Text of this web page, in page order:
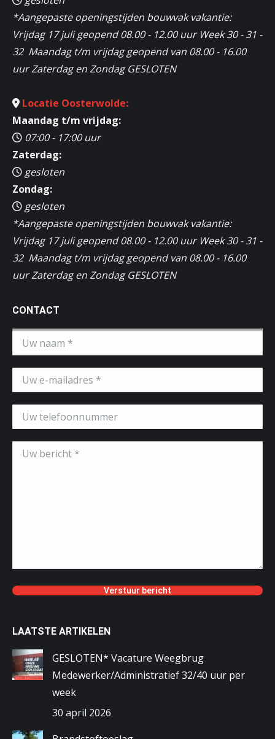
*Aangepaste openingstijden bouwvak vakantie:
Vrijdag 17 juli geopend 08.00 - 12.00 uur Week 30 - 31 -
32 Maandag t/m vrijdag geopend van 08.00 - 16.00
uur Zaterdag en Zondag GESLOTEN
Locatie Oosterwolde:
Maandag t/m vrijdag:
07:00 - 17:00 uur
Zaterdag:
gesloten
Zondag:
gesloten
*Aangepaste openingstijden bouwvak vakantie:
Vrijdag 17 juli geopend 08.00 - 12.00 uur Week 30 - 31 -
32 Maandag t/m vrijdag geopend van 08.00 - 16.00
uur Zaterdag en Zondag GESLOTEN
CONTACT
LAATSTE ARTIKELEN
GESLOTEN* Vacature Weegbrug
Medewerker/Administratief 32/40 uur per
week
30 april 2026